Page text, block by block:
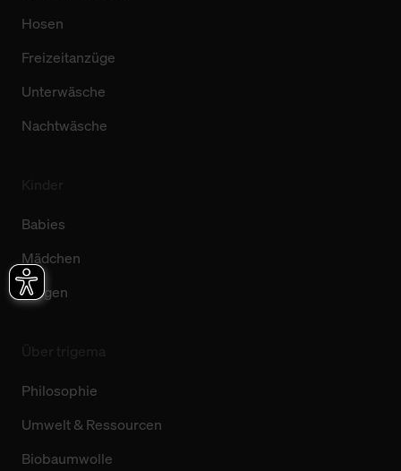
Hosen
Freizeitanzüge
Unterwäsche
Nachtwäsche
Babies
Mädchen
Jungen
Philosophie
Umwelt & Ressourcen
Biobaumwolle